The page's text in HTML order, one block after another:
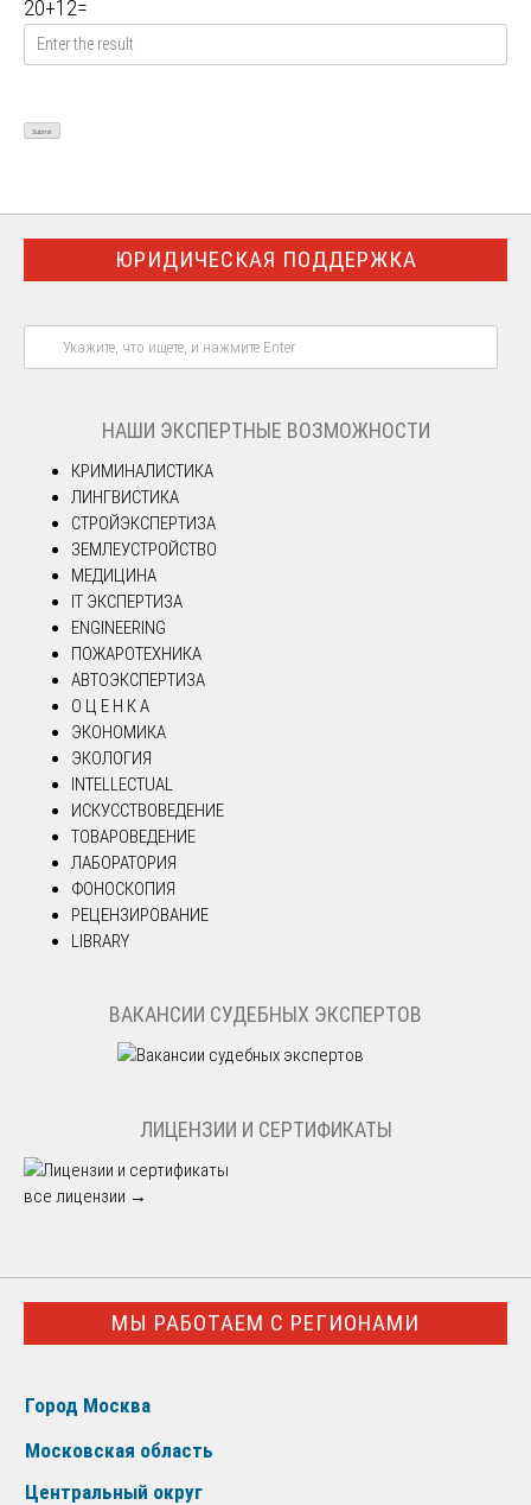
20+12=
ЮРИДИЧЕСКАЯ ПОДДЕРЖКА
НАШИ ЭКСПЕРТНЫЕ ВОЗМОЖНОСТИ
КРИМИНАЛИСТИКА
ЛИНГВИСТИКА
СТРОЙЭКСПЕРТИЗА
ЗЕМЛЕУСТРОЙСТВО
МЕДИЦИНА
IT ЭКСПЕРТИЗА
ENGINEERING
ПОЖАРОТЕХНИКА
АВТОЭКСПЕРТИЗА
О Ц Е Н К А
ЭКОНОМИКА
ЭКОЛОГИЯ
INTELLECTUAL
ИСКУССТВОВЕДЕНИЕ
ТОВАРОВЕДЕНИЕ
ЛАБОРАТОРИЯ
ФОНОСКОПИЯ
РЕЦЕНЗИРОВАНИЕ
LIBRARY
ВАКАНСИИ СУДЕБНЫХ ЭКСПЕРТОВ
ЛИЦЕНЗИИ И СЕРТИФИКАТЫ
все лицензии →
МЫ РАБОТАЕМ С РЕГИОНАМИ
Город Москва
Московская область
Центральный округ